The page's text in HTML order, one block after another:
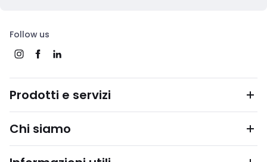
Follow us
Prodotti e servizi
Chi siamo